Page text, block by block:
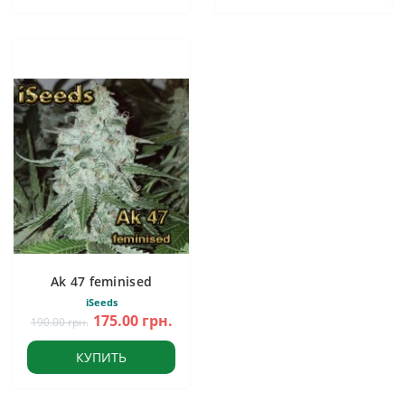
Ak 47 feminised
iSeeds
190.00 грн. 175.00 грн.
КУПИТЬ